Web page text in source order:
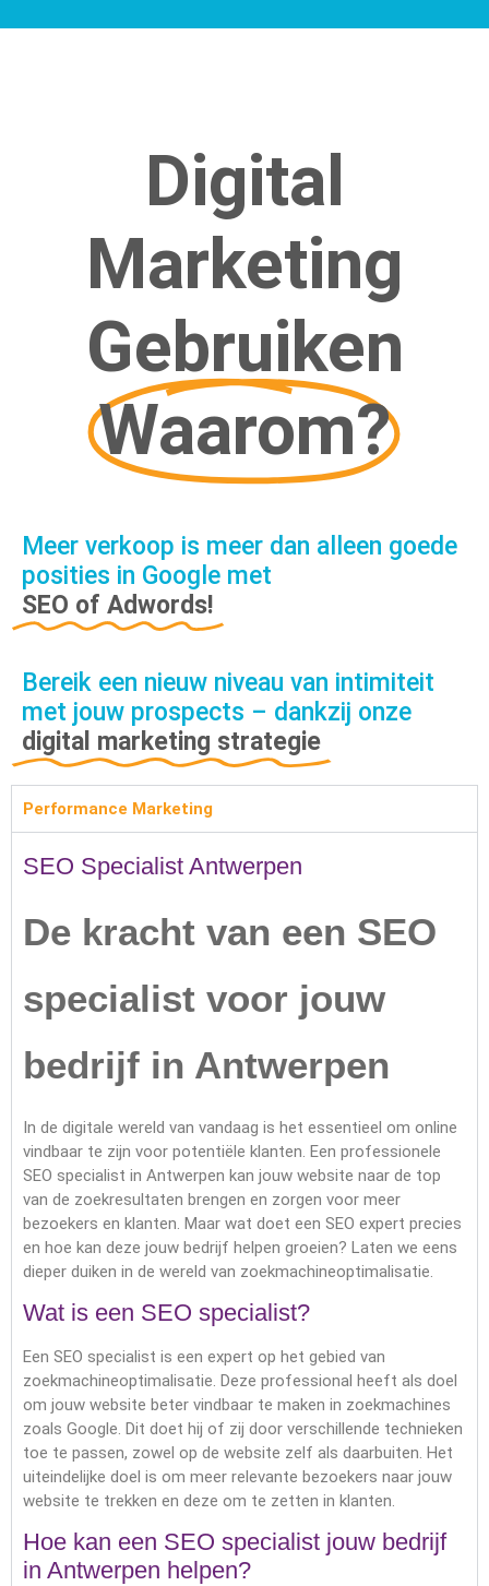
Digital
Marketing
Gebruiken
Waarom?
Meer verkoop is meer dan alleen goede
posities in Google met
SEO of Adwords!
Bereik een nieuw niveau van intimiteit
met jouw prospects – dankzij onze
digital marketing strategie
Performance Marketing
SEO Specialist Antwerpen
De kracht van een SEO
specialist voor jouw
bedrijf in Antwerpen
In de digitale wereld van vandaag is het essentieel om online
vindbaar te zijn voor potentiële klanten. Een professionele
SEO specialist in Antwerpen kan jouw website naar de top
van de zoekresultaten brengen en zorgen voor meer
bezoekers en klanten. Maar wat doet een SEO expert precies
en hoe kan deze jouw bedrijf helpen groeien? Laten we eens
dieper duiken in de wereld van zoekmachineoptimalisatie.
Wat is een SEO specialist?
Een SEO specialist is een expert op het gebied van
zoekmachineoptimalisatie. Deze professional heeft als doel
om jouw website beter vindbaar te maken in zoekmachines
zoals Google. Dit doet hij of zij door verschillende technieken
toe te passen, zowel op de website zelf als daarbuiten. Het
uiteindelijke doel is om meer relevante bezoekers naar jouw
website te trekken en deze om te zetten in klanten.
Hoe kan een SEO specialist jouw bedrijf
in Antwerpen helpen?